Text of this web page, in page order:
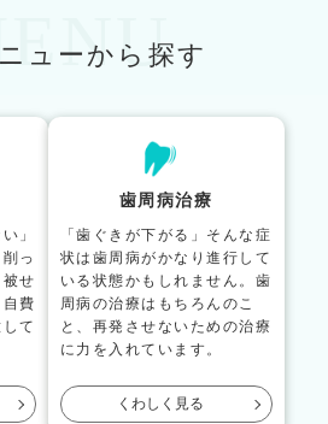
ューから探す
」
っ
せ
費
て
歯周病治療
「歯ぐきが下がる」そんな症
状は歯周病がかなり進行して
いる状態かもしれません。歯
周病の治療はもちろんのこ
と、再発させないための治療
に力を入れています。
くわしく見る